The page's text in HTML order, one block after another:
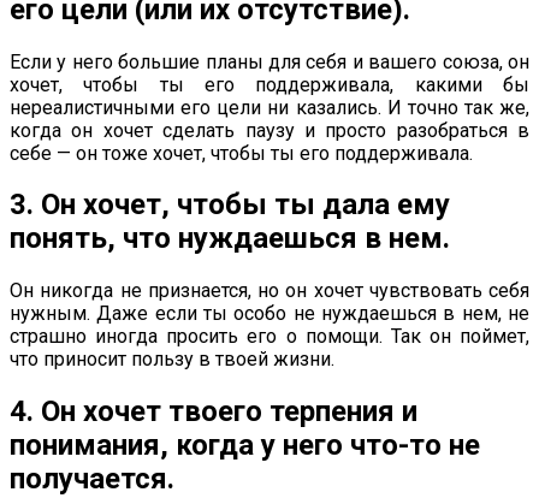
его цели (или их отсутствие).
Если у него большие планы для себя и вашего союза, он
хочет, чтобы ты его поддерживала, какими бы
нереалистичными его цели ни казались. И точно так же,
когда он хочет сделать паузу и просто разобраться в
себе — он тоже хочет, чтобы ты его поддерживала.
3. Он хочет, чтобы ты дала ему
понять, что нуждаешься в нем.
Он никогда не признается, но он хочет чувствовать себя
нужным. Даже если ты особо не нуждаешься в нем, не
страшно иногда просить его о помощи. Так он поймет,
что приносит пользу в твоей жизни.
4. Он хочет твоего терпения и
понимания, когда у него что-то не
получается.